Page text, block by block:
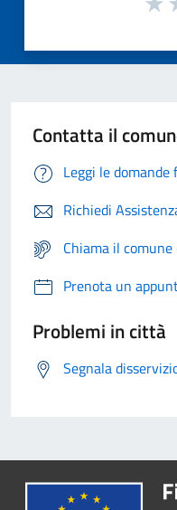
Contatta il
Leggi le
Richiedi
Chiama il
Prenota un
Problemi in città
Segnala